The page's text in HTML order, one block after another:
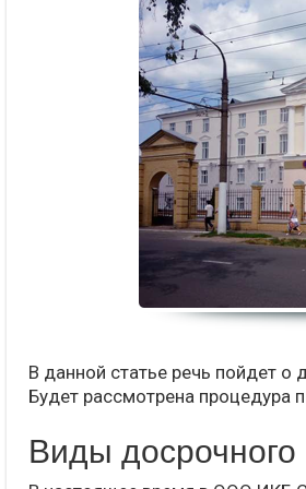
В данной статье речь пойдет
Будет рассмотрена процедура
Виды